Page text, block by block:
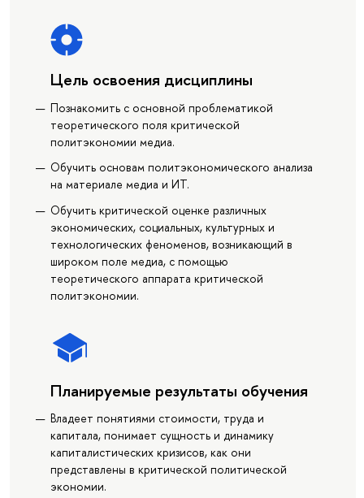
Цель освоения дисциплины
Познакомить с основной проблематикой
теоретического поля критической
политэкономии медиа.
Обучить основам политэкономического анализа
на материале медиа и ИТ.
Обучить критической оценке различных
экономических, социальных, культурных и
технологических феноменов, возникающий в
широком поле медиа, с помощью
теоретического аппарата критической
политэкономии.
Планируемые результаты обучения
Владеет понятиями стоимости, труда и
капитала, понимает сущность и динамику
капиталистических кризисов, как они
представлены в критической политической
экономии.